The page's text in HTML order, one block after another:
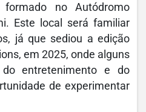
no Autódromo
Este local será familiar
já que sediou a edição
em 2025, onde alguns
entretenimento e do
de experimentar